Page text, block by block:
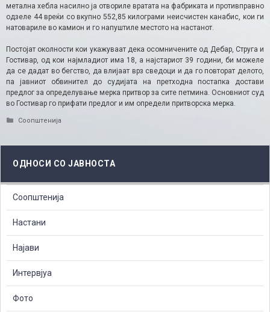
метална хебла насилно ја отвориле вратата на фабриката и противправно
одзеле 44 вреќи со вкупно 552,85 килограми неисчистен канабис, кои ги
натовариле во камион и го напуштиле местото на настанот.
Постојат околности кои укажуваат дека осомничените од Дебар, Струга и
Гостивар, од кои најмладиот има 18, а најстариот 39 години, би можеле
да се дадат во бегство, да влијаат врз сведоци и да го повторат делото,
па јавниот обвинител до судијата на претходна постапка достави
предлог за определување мерка притвор за сите петмина. Основниот суд
во Гостивар го прифати предлог и им определи притворска мерка.
Categories
Соопштенија
ОДНОСИ СО ЈАВНОСТА
Соопштенија
Настани
Најави
Интервјуа
Фото